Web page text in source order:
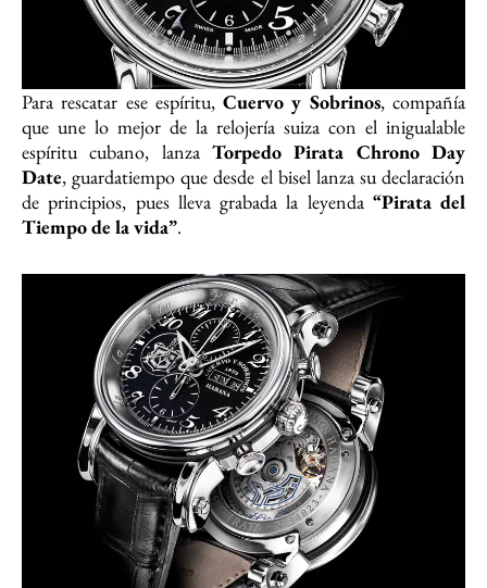
Para rescatar ese espíritu,Cuervo y Sobrinos, compañía
que une lo mejor de la relojería suiza con el inigualable
espíritu cubano, lanza Torpedo Pirata Chrono Day
Date, guardatiempo que desde el bisel lanza su declaración
de principios, pues lleva grabada la leyenda“Pirata del
Tiempo de la vida”.